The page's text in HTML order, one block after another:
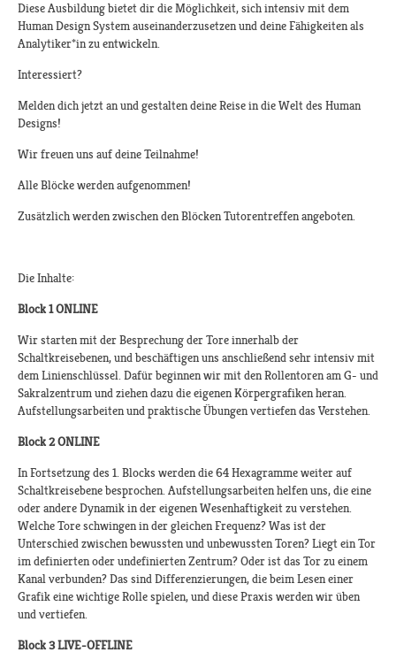
Diese Ausbildung bietet dir die Möglichkeit, sich intensiv mit dem
Human Design System auseinanderzusetzen und deine Fähigkeiten als
Analytiker*in zu entwickeln.
Interessiert?
Melden dich jetzt an und gestalten deine Reise in die Welt des Human
Designs!​​
Wir freuen uns auf deine Teilnahme!​
Alle Blöcke werden aufgenommen!​
Zusätzlich werden zwischen den Blöcken Tutorentreffen angeboten.​
Die Inhalte:
Block 1 ONLINE
Wir starten mit der Besprechung der Tore innerhalb der
Schaltkreisebenen, und beschäftigen uns anschließend sehr intensiv mit
dem Linienschlüssel. Dafür beginnen wir mit den Rollentoren am G- und
Sakralzentrum und ziehen dazu die eigenen Körpergrafiken heran.
Aufstellungsarbeiten und praktische Übungen vertiefen das Verstehen.
Block 2 ONLINE
In Fortsetzung des 1. Blocks werden die 64 Hexagramme weiter auf
Schaltkreisebene besprochen. Aufstellungsarbeiten helfen uns, die eine
oder andere Dynamik in der eigenen Wesenhaftigkeit zu verstehen.
Welche Tore schwingen in der gleichen Frequenz? Was ist der
Unterschied zwischen bewussten und unbewussten Toren? Liegt ein Tor
im definierten oder undefinierten Zentrum? Oder ist das Tor zu einem
Kanal verbunden? Das sind Differenzierungen, die beim Lesen einer
Grafik eine wichtige Rolle spielen, und diese Praxis werden wir üben
und vertiefen.
Block 3 LIVE-OFFLINE